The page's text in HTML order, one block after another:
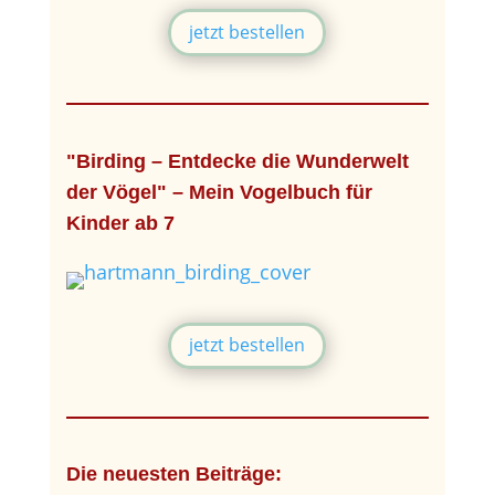
jetzt bestellen
"Birding – Entdecke die Wunderwelt
der Vögel" – Mein Vogelbuch für
Kinder ab 7
jetzt bestellen
Die neuesten Beiträge: